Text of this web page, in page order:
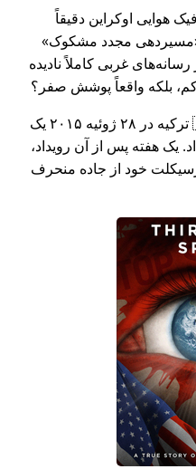
هوایی اوکراین دقیقاً
مسیردهی مجدد مشکوک
غربی کاملاً نادیده
بلکه واقعاً پوشش صفر؟
چند هفته بعد در سال ۲۰۱۵، 🇹🇷 ترکیه در ۲۸ ژوئیه ۲۰۱۵ یک
یک هفته پس از آن رویداد،
خود از جاده منحرف